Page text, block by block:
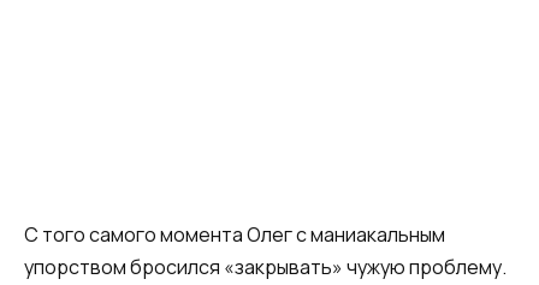
С того самого момента Олег с маниакальным
упорством бросился «закрывать» чужую проблему.